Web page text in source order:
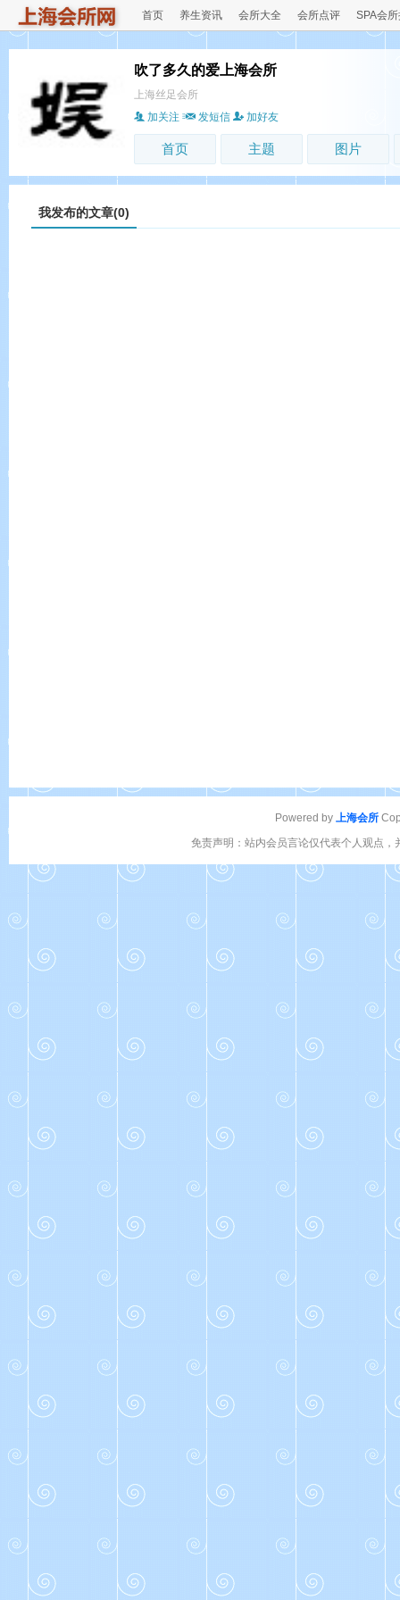
首页 养生资讯 会所大全 会所点评 SPA会
吹了多久的爱上海会所
上海丝足会所
加关注
发短信 加好友
首页 主题 图片
我发布的文章(0)
Powered by 上海会所
免责声明：站内会员言论仅代表个人观点